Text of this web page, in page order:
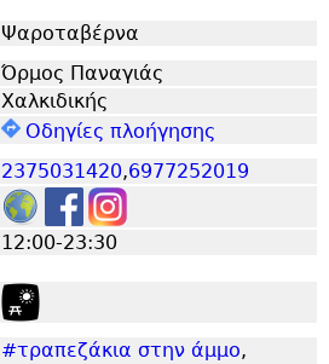
Ψαροταβέρνα
Όρμος Παναγιάς
Χαλκιδικής
Οδηγίες πλοήγησης
2375031420,6977252019
12:00-23:30
#τραπεζάκια στην άμμο,